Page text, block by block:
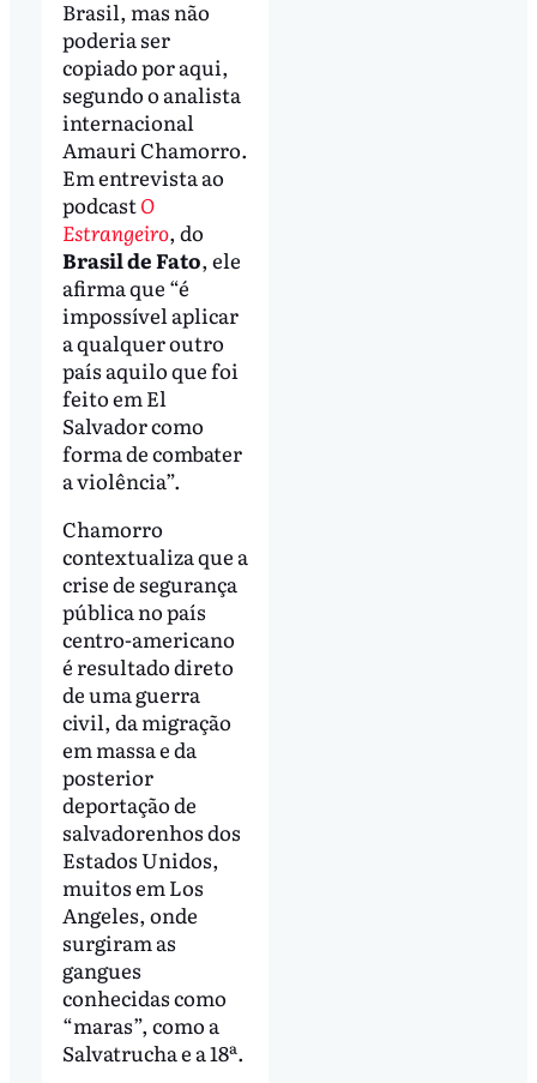
Brasil, mas não
poderia ser
copiado por aqui,
segundo o analista
internacional
Amauri Chamorro.
Em entrevista ao
podcastO
Estrangeiro, do
Brasil de Fato, ele
afirma que “é
impossível aplicar
a qualquer outro
país aquilo que foi
feito em El
Salvador como
forma de combater
a violência”.
Chamorro
contextualiza que a
crise de segurança
pública no país
centro-americano
é resultado direto
de uma guerra
civil, da migração
em massa e da
posterior
deportação de
salvadorenhos dos
Estados Unidos,
muitos em Los
Angeles, onde
surgiram as
gangues
conhecidas como
“maras”, como a
Salvatrucha e a 18ª.